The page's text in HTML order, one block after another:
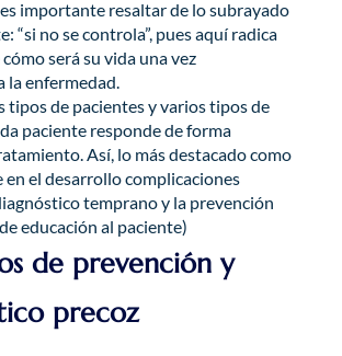
importante resaltar de lo subrayado
“si no se controla”, pues aquí radica
será su vida una vez
la enfermedad.
tipos de pacientes y varios tipos de
paciente responde de forma
Así, lo más destacado como
el desarrollo complicaciones
temprano y la prevención
educación al paciente)
de prevención y
precoz